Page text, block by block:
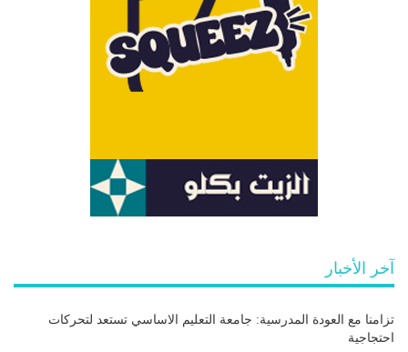
آخر الأخبار
تزامنا مع العودة المدرسية: جامعة التعليم الاساسي تستعد لتحركات
احتجاجية